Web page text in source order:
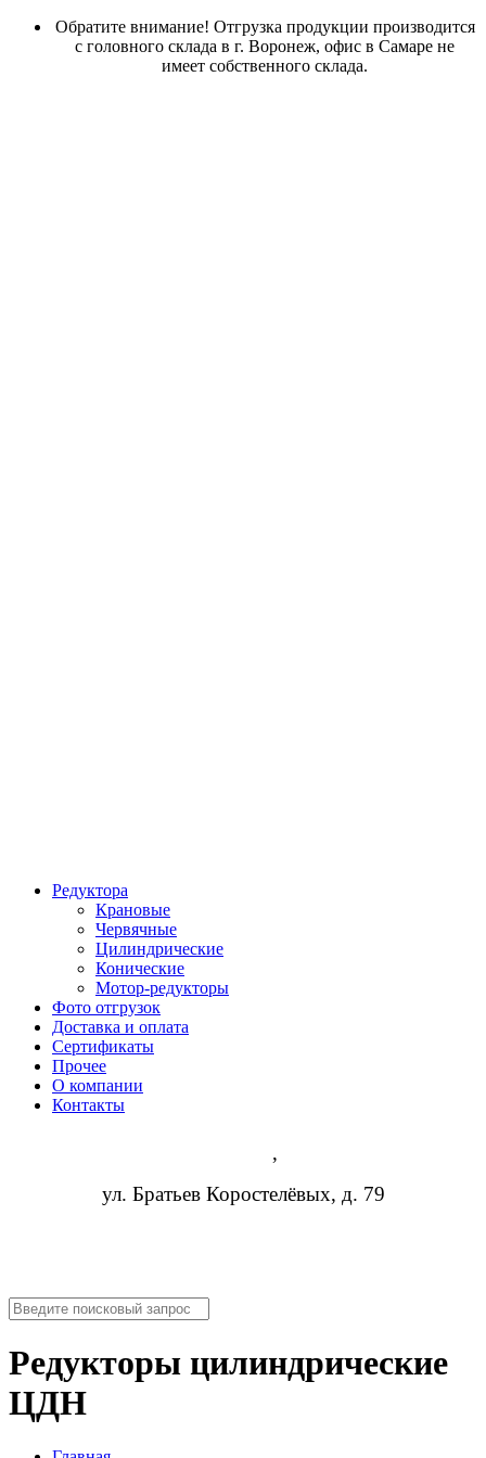
Обратите внимание! Отгрузка продукции производится
с головного склада в г. Воронеж, офис в Самаре не
имеет собственного склада.
Редуктора
Крановые
Червячные
Цилиндрические
Конические
Мотор-редукторы
Фото отгрузок
Доставка и оплата
Сертификаты
Прочее
О компании
Контакты
,
ул. Братьев Коростелёвых, д. 79
Редукторы цилиндрические
ЦДН